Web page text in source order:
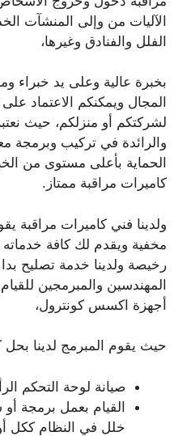
الآليات من وإلى المنشآت
الفلل والفنادق وغيرها،
بخبرة عالية وعلى يد خبراء
المجال ويمكنكم الاعتماد
لشركتكم أو منزلكم، حيث
والرائدة في تركيب وبرمجة
الحماية بأعلى مستوى من
كاميرات مراقبة ممتاز.
ولدينا فني كاميرات مراقبة
مخفية ويقدم لك كافة خدماته
رخيصة ولدينا خدمة تصليح
المهندسين والمبرمجين
أجهزة اكسس كونترول،
حيث يقوم المبرمج لدينا
صيانة لوحة التحكم
القيام بعمل برمجة
خلل في النظام ككل